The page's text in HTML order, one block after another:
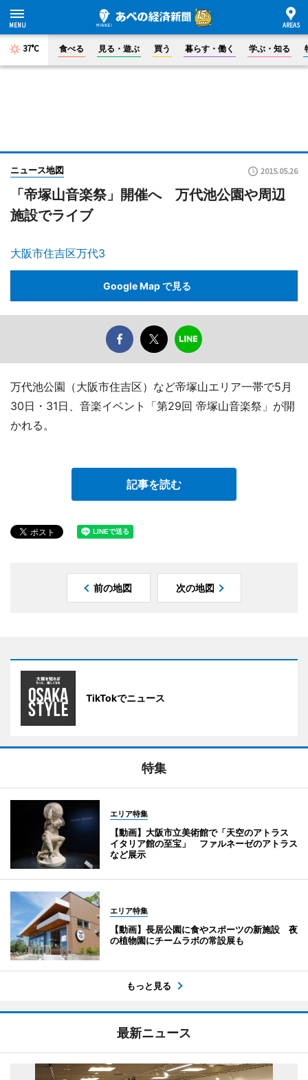
37°C 食べる 見る・遊ぶ 買う 暮らす・働く 学ぶ・知る
ニュース地図 2015.05.26
「帝塚山音楽祭」開催へ 万代池公園や周辺
施設でライブ
大阪市住吉区万代3
Google Map で見る
万代池公園（大阪市住吉区）など帝塚山エリア一帯で5月
30日・31日、音楽イベント「第29回 帝塚山音楽祭」が開
かれる。
記事を読む
前の地図 次の地図
TikTokでニュース
特集
エリア特集
【動画】大阪市立美術館で「天空のアトラス
イタリア館の至宝」 ファルネーゼのアトラス
など展示
エリア特集
【動画】長居公園に食やスポーツの新施設 夜
の植物園にチームラボの常設展も
もっと見る
最新ニュース